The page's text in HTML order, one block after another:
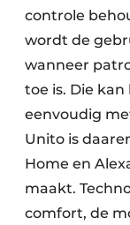
controle
wordt de
wanneer
toe is. Die
eenvoudig
Unito is
Home en
maakt.
comfort, de